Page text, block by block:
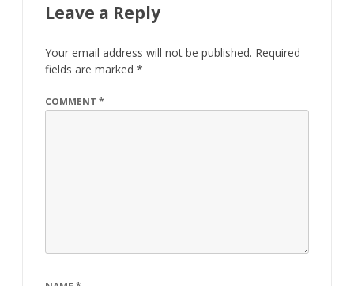
Leave a Reply
Your email address will not be published. Required
fields are marked *
COMMENT *